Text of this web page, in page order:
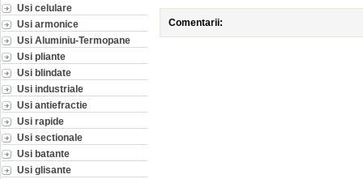
Usi celulare
Usi armonice
Usi Aluminiu-Termopane
Usi pliante
Usi blindate
Usi industriale
Usi antiefractie
Usi rapide
Usi sectionale
Usi batante
Usi glisante
Comentarii: